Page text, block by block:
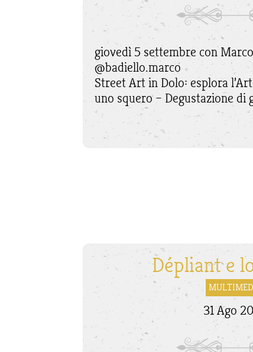
giovedì 5 settembre con
@badiello.marco
Street Art in Dolo: esplora
uno squero – Degustazione di
Dépliant e
31 Ago